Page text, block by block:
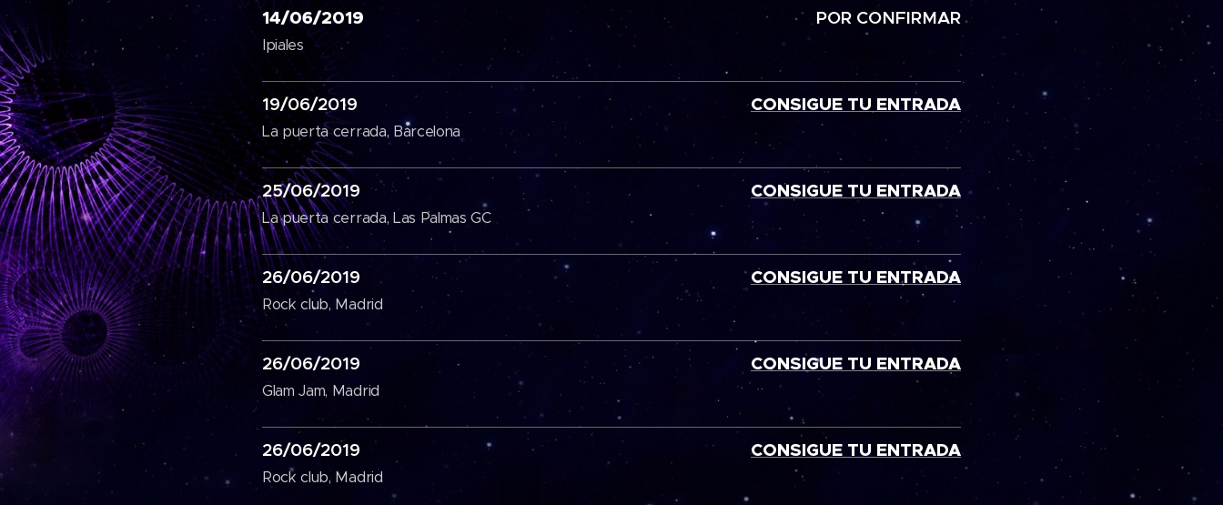
14/06/2019
Ipiales
POR CONFIRMAR
19/06/2019
La puerta cerrada, Barcelona
CONSIGUE TU ENTRADA
25/06/2019
La puerta cerrada, Las Palmas GC
CONSIGUE TU ENTRADA
26/06/2019
Rock club, Madrid
CONSIGUE TU ENTRADA
26/06/2019
Glam Jam, Madrid
CONSIGUE TU ENTRADA
26/06/2019
Rock club, Madrid
CONSIGUE TU ENTRADA